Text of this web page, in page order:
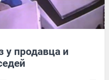
у продавца и